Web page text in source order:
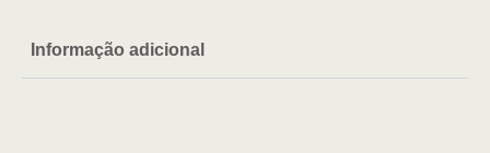
Informação adicional